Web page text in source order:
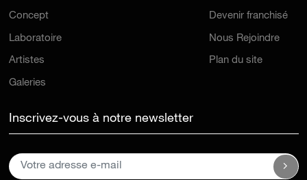
Concept
Laboratoire
Artistes
Galeries
Devenir franchisé
Nous Rejoindre
Plan du site
Inscrivez-vous à notre newsletter